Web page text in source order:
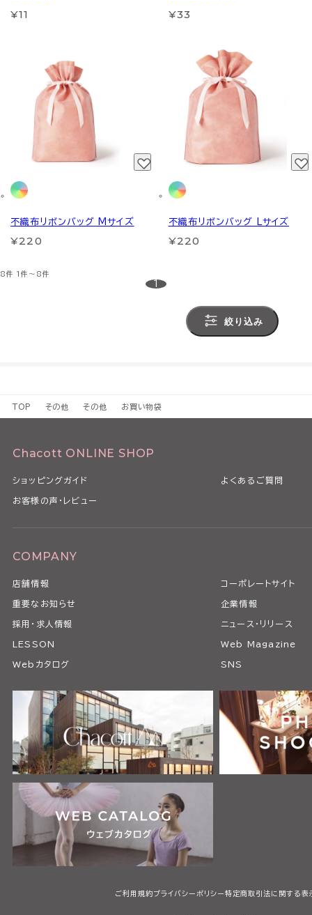
¥11 ¥33
不織布リボンバッグ Mサイズ
¥220
不織布リボンバッグ Lサイズ
¥220
8件 1件～8件
1
絞り込み
TOP その他 その他 お買い物袋
Chacott ONLINE SHOP
ショッピングガイド よくあるご質問
お客様の声・レビュー
COMPANY
店舗情報 コーポレートサイト
重要なお知らせ 企業情報
採用・求人情報 ニュース・リリース
LESSON Web Magazine
Webカタログ SNS
ご利用規約プライバシーポリシー特定商取引法に関する表